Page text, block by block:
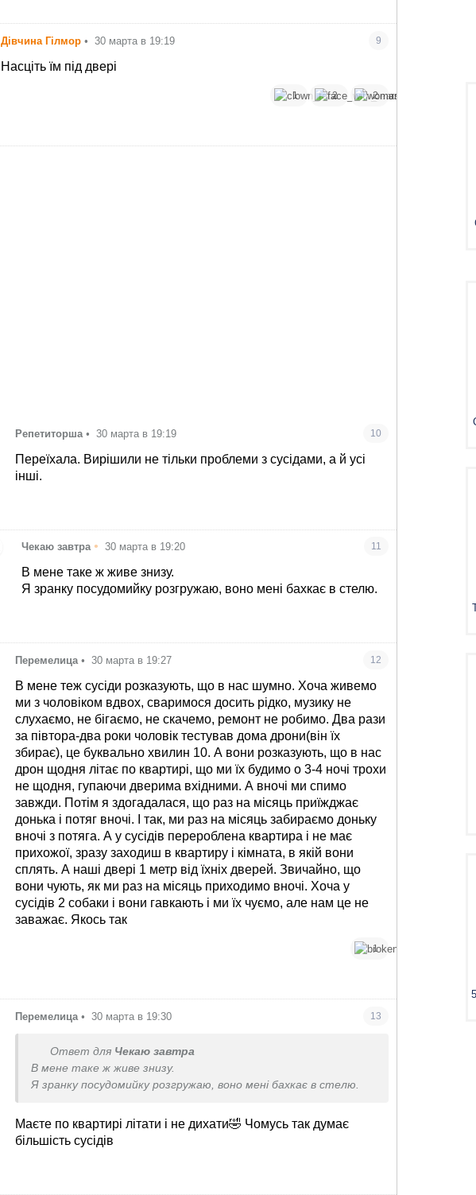
Дівчина Гілмор • 30 марта в 19:19 9
Насціть їм під двері
1 2 2
Репетиторша • 30 марта в 19:19 10
Переїхала. Вирішили не тільки проблеми з сусідами, а й усі
інші.
Чекаю завтра • 30 марта в 19:20 11
В мене таке ж живе знизу.
Я зранку посудомийку розгружаю, воно мені бахкає в стелю.
Перемелица • 30 марта в 19:27 12
В мене теж сусіди розказують, що в нас шумно. Хоча живемо
ми з чоловіком вдвох, сваримося досить рідко, музику не
слухаємо, не бігаємо, не скачемо, ремонт не робимо. Два рази
за півтора-два роки чоловік тестував дома дрони(він їх
збирає), це буквально хвилин 10. А вони розказують, що в нас
дрон щодня літає по квартирі, що ми їх будимо о 3-4 ночі трохи
не щодня, гупаючи дверима вхідними. А вночі ми спимо
завжди. Потім я здогадалася, що раз на місяць приїжджає
донька і потяг вночі. І так, ми раз на місяць забираємо доньку
вночі з потяга. А у сусідів перероблена квартира і не має
прихожої, зразу заходиш в квартиру і кімната, в якій вони
сплять. А наші двері 1 метр від їхніх дверей. Звичайно, що
вони чують, як ми раз на місяць приходимо вночі. Хоча у
сусідів 2 собаки і вони гавкають і ми їх чуємо, але нам це не
заважає. Якось так
1
Перемелица • 30 марта в 19:30 13
Ответ для Чекаю завтра
В мене таке ж живе знизу.
Я зранку посудомийку розгружаю, воно мені бахкає в стелю.
Маєте по квартирі літати і не дихати🤣 Чомусь так думає
більшість сусідів